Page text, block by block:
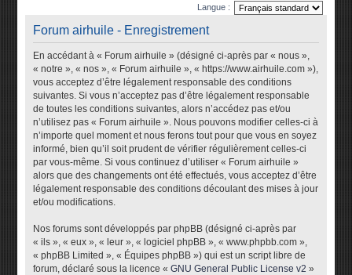
Langue :
Forum airhuile - Enregistrement
En accédant à « Forum airhuile » (désigné ci-après par « nous »,
« notre », « nos », « Forum airhuile », « https://www.airhuile.com »),
vous acceptez d’être légalement responsable des conditions
suivantes. Si vous n’acceptez pas d’être légalement responsable
de toutes les conditions suivantes, alors n’accédez pas et/ou
n’utilisez pas « Forum airhuile ». Nous pouvons modifier celles-ci à
n’importe quel moment et nous ferons tout pour que vous en soyez
informé, bien qu’il soit prudent de vérifier régulièrement celles-ci
par vous-même. Si vous continuez d’utiliser « Forum airhuile »
alors que des changements ont été effectués, vous acceptez d’être
légalement responsable des conditions découlant des mises à jour
et/ou modifications.
Nos forums sont développés par phpBB (désigné ci-après par
« ils », « eux », « leur », « logiciel phpBB », « www.phpbb.com »,
« phpBB Limited », « Équipes phpBB ») qui est un script libre de
forum, déclaré sous la licence «GNU General Public License v2 »